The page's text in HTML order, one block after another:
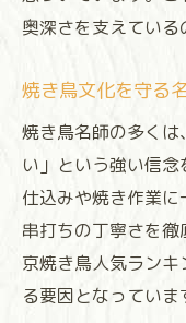
ト
焼き鳥食
焼き鳥名
焼き鳥食
奥深さを支えている
焼き鳥文化を守る
焼き鳥名師の多く
い」という強い信
仕込みや焼き作業
串打ちの丁寧さを
京焼き鳥人気ラン
る要因となっていま